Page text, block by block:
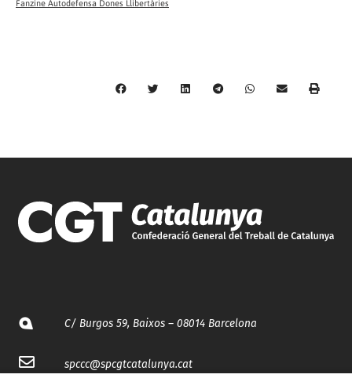
Fanzine Autodefensa Dones Llibertàries
C/ Burgos 59, Baixos – 08014 Barcelona
spccc@spcgtcatalunya.cat